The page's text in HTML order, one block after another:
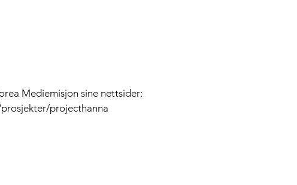
Mediemisjon sine nettsider:
projecthanna